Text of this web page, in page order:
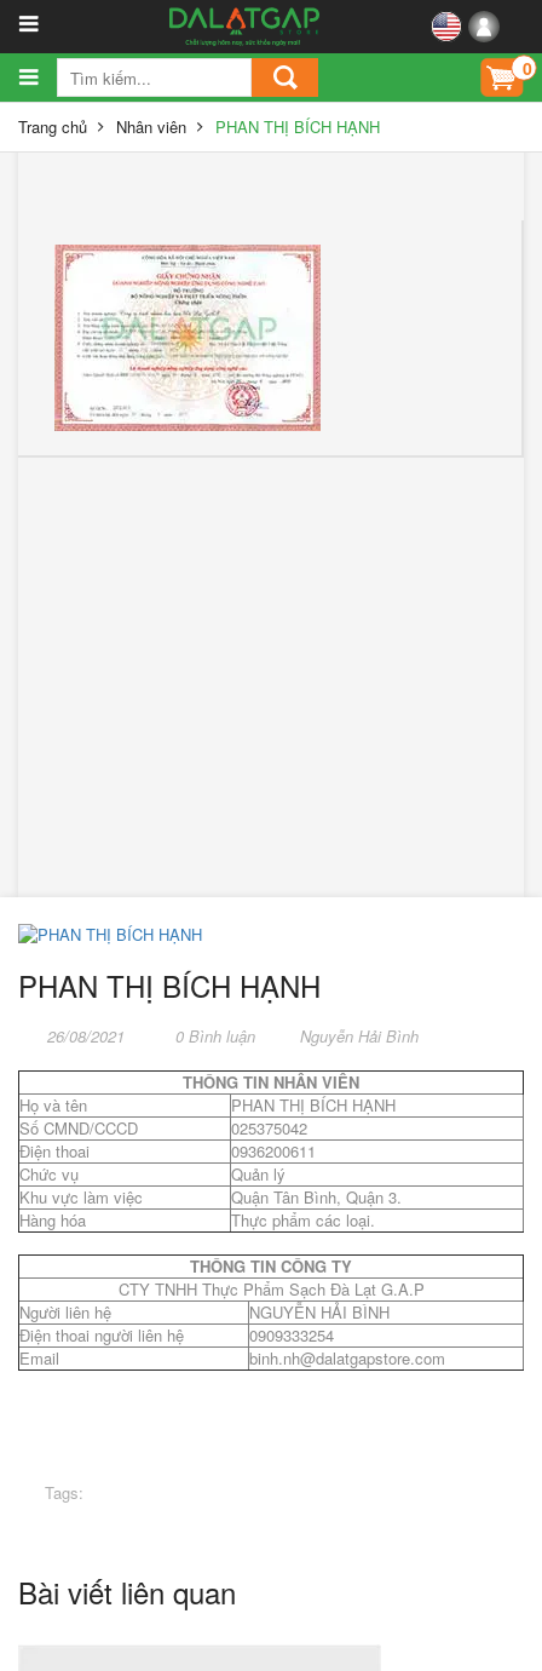
0
Trang chủ Nhân viên PHAN THỊ BÍCH HẠNH
PHAN THỊ BÍCH HẠNH
26/08/2021 0 Bình luận
Nguyễn Hải Bình
THÔNG TIN NHÂN VIÊN
Họ và tên
PHAN THỊ BÍCH HẠNH
Số CMND/CCCD
025375042
Điện thoai
0936200611
Chức vụ
Quản lý
Khu vực làm việc
Quận Tân Bình, Quận 3.
Hàng hóa
Thực phẩm các loại.
THÔNG TIN CÔNG TY
CTY TNHH Thực Phẩm Sạch Đà Lạt G.A.P
Người liên hệ
NGUYỄN HẢI BÌNH
Điện thoai người liên hệ
0909333254
Email
binh.nh@dalatgapstore.com
Tags:
Bài viết liên quan